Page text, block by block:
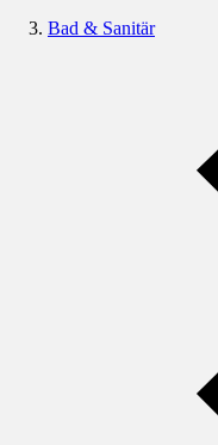
Bad & Sanitär